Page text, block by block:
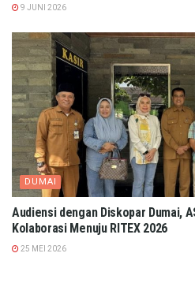
9 JUNI 2026
DUMAI
Audiensi dengan Diskopar Dumai,
Kolaborasi Menuju RITEX 2026
25 MEI 2026